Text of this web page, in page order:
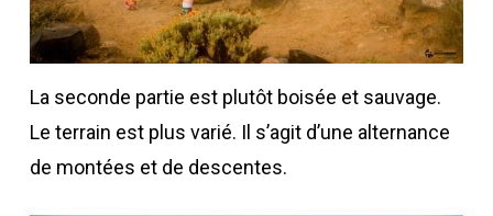
La seconde partie est plutôt boisée et sauvage.
Le terrain est plus varié. Il s’agit d’une alternance
de montées et de descentes.